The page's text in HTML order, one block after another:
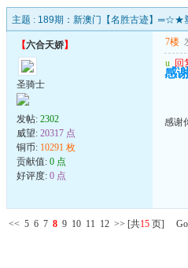
主题 : 189期：新澳门【名胜古迹】═☆★
【六合天娇】
圣骑士
发帖: 2302
威望: 20317 点
铜币: 10291 枚
贡献值: 0 点
好评度: 0 点
7楼
u 回
感
感
<< 5 6 7 8 9 10 11 12 >> [共15 页] Go